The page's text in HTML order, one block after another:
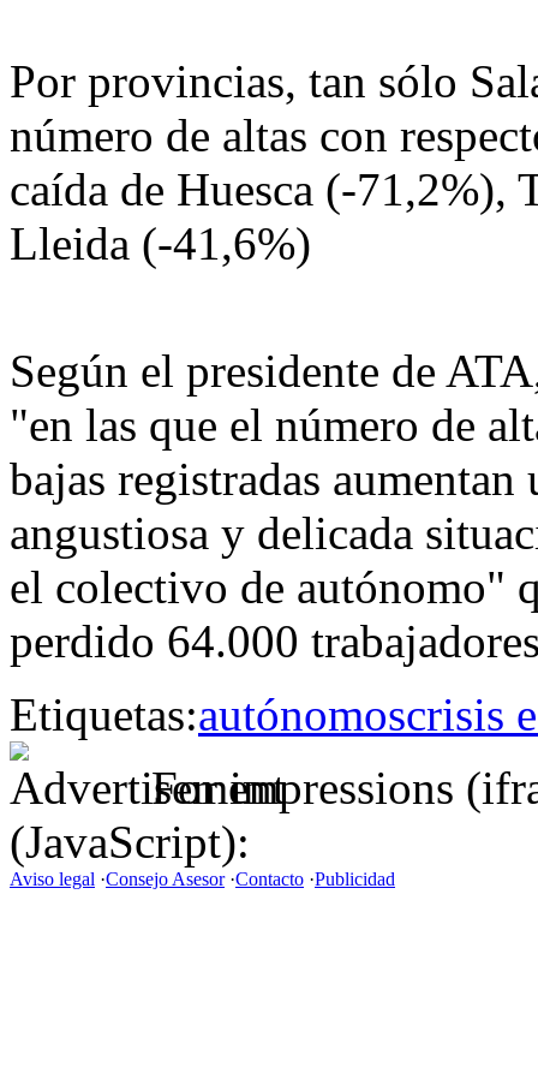
Por provincias, tan sólo
número de altas con
caída de Huesca (-
Lleida (-41,6%)
Según el presidente de
"en las que el número de
bajas registradas
angustiosa y delicada
el colectivo de autónomo"
perdido 64.000
Etiquetas:autónomoscrisis
For impressions
(JavaScript):
Aviso legal ·Consejo Asesor·Contacto ·Publicidad